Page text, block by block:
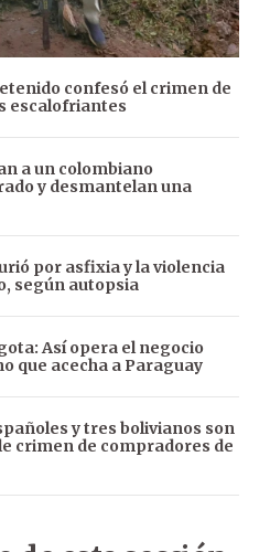
confesó el crimen de
escalofriantes
a un colombiano
y desmantelan una
por asfixia y la violencia
según autopsia
Así opera el negocio
que acecha a Paraguay
y tres bolivianos son
crimen de compradores de